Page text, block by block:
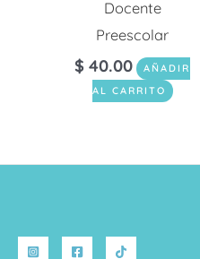
Docente
Preescolar
$ 40.00
AÑADIR
AL CARRITO